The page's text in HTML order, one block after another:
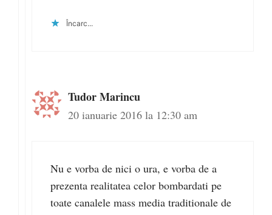
Încarc...
Tudor Marincu
20 ianuarie 2016 la 12:30 am
Nu e vorba de nici o ura, e vorba de a
prezenta realitatea celor bombardati pe
toate canalele mass media traditionale de